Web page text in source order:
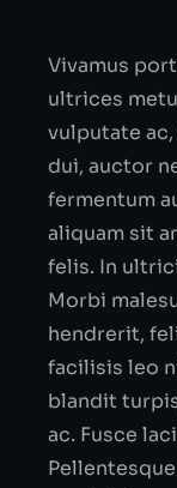
Vivamus
ultrices
vulputate
dui, auctor
fermentum
aliquam sit
felis. In
Morbi
hendrerit,
facilisis leo
blandit
ac. Fusce